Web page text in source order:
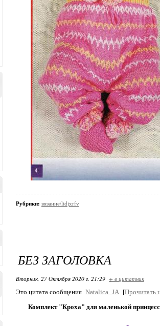
Рубрики: вязание/ltdjxrfv
БЕЗ ЗАГОЛОВКА
Вторник, 27 Октября 2020 г. 21:29 + в цитатник
Это цитата сообщения Natalica_JA [Прочитать
Комплект "Кроха" для маленькой